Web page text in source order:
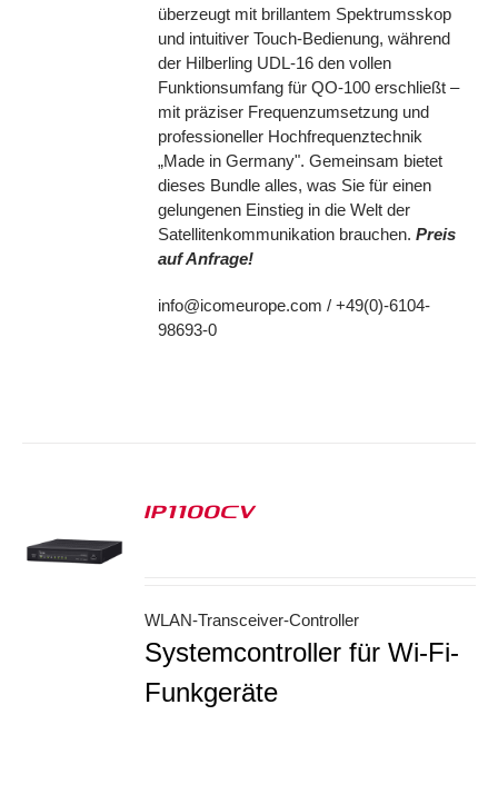
überzeugt mit brillantem Spektrumsskop
und intuitiver Touch-Bedienung, während
der Hilberling UDL-16 den vollen
Funktionsumfang für QO-100 erschließt –
mit präziser Frequenzumsetzung und
professioneller Hochfrequenztechnik
„Made in Germany". Gemeinsam bietet
dieses Bundle alles, was Sie für einen
gelungenen Einstieg in die Welt der
Satellitenkommunikation brauchen.Preis
auf Anfrage!
info@icomeurope.com / +49(0)-6104-
98693-0
IP1100CV
WLAN-Transceiver-Controller
Systemcontroller für Wi-Fi-
Funkgeräte